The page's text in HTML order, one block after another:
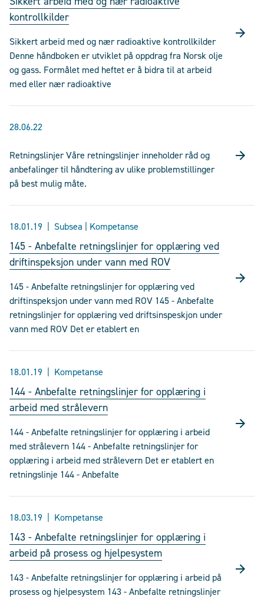
kontrollkilder
Sikkert arbeid med og nær radioaktive kontrollkilder
Denne håndboken er utviklet på oppdrag fra Norsk olje
og gass. Formålet med heftet er å bidra til at arbeid
med eller nær radioaktive
28.06.22
Retningslinjer Våre retningslinjer inneholder råd og
anbefalinger til håndtering av ulike problemstillinger
på best mulig måte.
18.01.19 Subsea | Kompetanse
145 - Anbefalte retningslinjer for opplæring ved
driftinspeksjon under vann med ROV
145 - Anbefalte retningslinjer for opplæring ved
driftinspeksjon under vann med ROV 145 - Anbefalte
retningslinjer for opplæring ved driftsinspeskjon under
vann med ROV Det er etablert en
18.01.19 Kompetanse
144 - Anbefalte retningslinjer for opplæring i
arbeid med strålevern
144 - Anbefalte retningslinjer for opplæring i arbeid
med strålevern 144 - Anbefalte retningslinjer for
opplæring i arbeid med strålevern Det er etablert en
retningslinje 144 - Anbefalte
18.03.19 Kompetanse
143 - Anbefalte retningslinjer for opplæring i
arbeid på prosess og hjelpesystem
143 - Anbefalte retningslinjer for opplæring i arbeid på
prosess og hjelpesystem 143 - Anbefalte retningslinjer